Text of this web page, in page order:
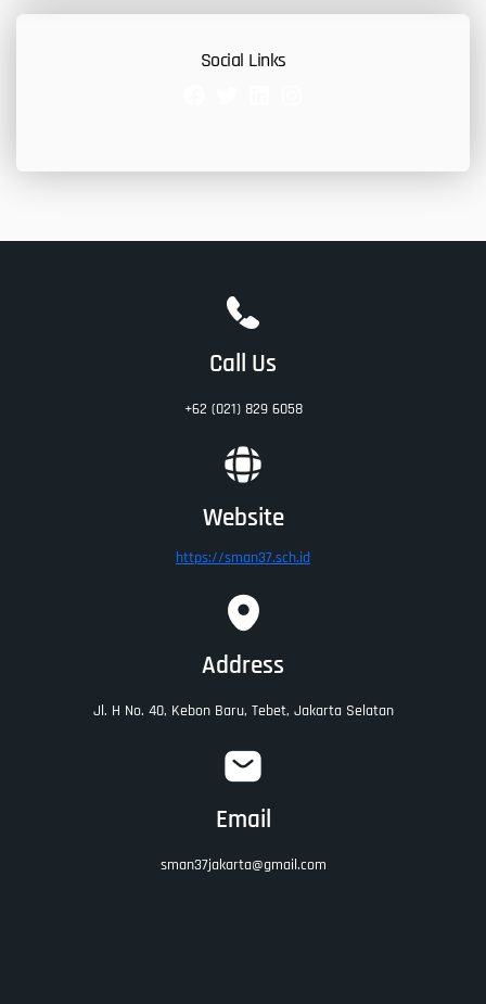
Social Links
Call Us
+62 (021) 829 6058
Website
https://sman37.sch.id
Address
Jl. H No. 40, Kebon Baru, Tebet, Jakarta Selatan
Email
sman37jakarta@gmail.com